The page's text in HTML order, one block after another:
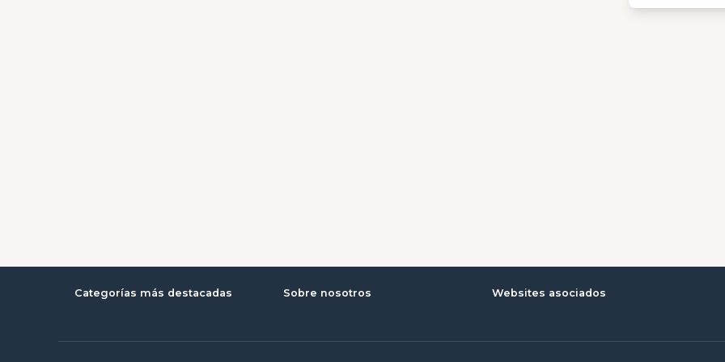
Categorías más destacadas Sobre nosotros Websites asociados